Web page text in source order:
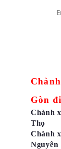
Gòn
Chành
Thọ
Chành
Nguyên